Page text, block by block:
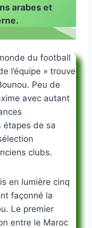
arabes et
du football
l’équipe » trouve
Peu de
avec autant
étapes de sa
clubs.
en lumière cinq
façonné la
Le premier
entre le Maroc